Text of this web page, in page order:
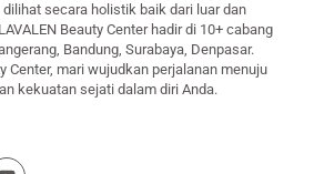
secara holistik baik dari luar dan
Beauty Center hadir di 10+ cabang
Bandung, Surabaya, Denpasar.
Center, mari wujudkan perjalanan menuju
kekuatan sejati dalam diri Anda.